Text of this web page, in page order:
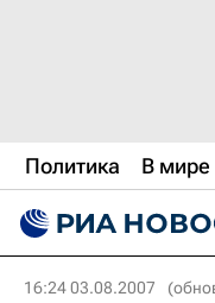
Политика В мире
16:24 03.08.2007